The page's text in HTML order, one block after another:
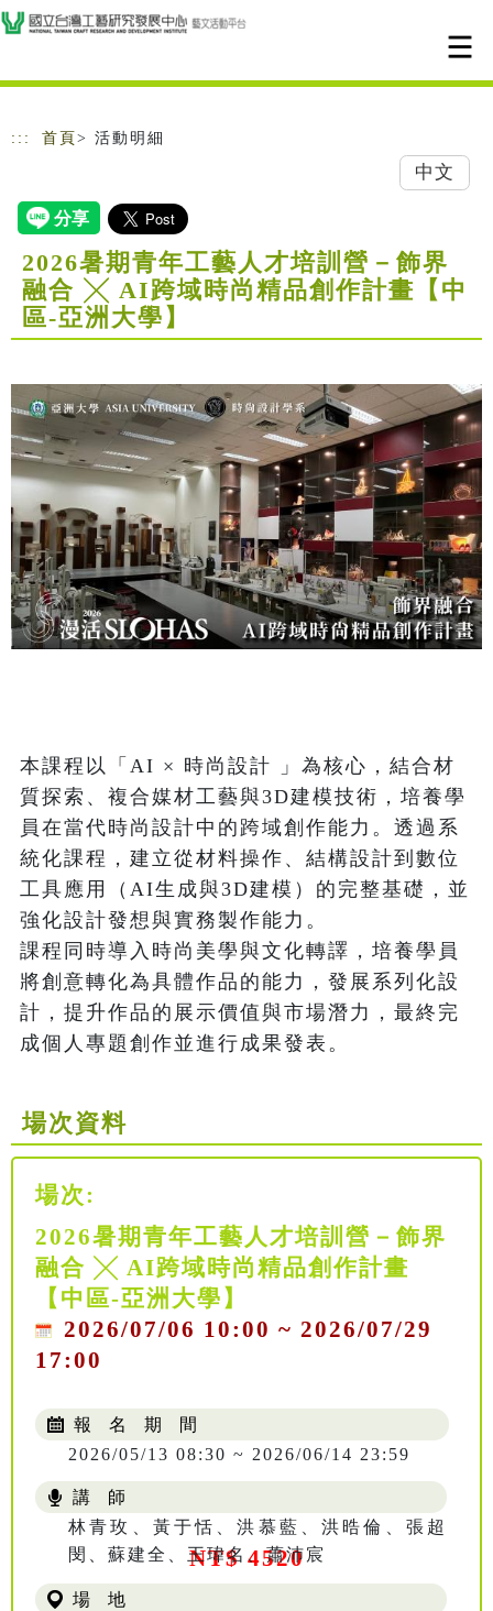
跳到主要內容
網站導覽
::: 首頁 > 活動明細
中文
2026暑期青年工藝人才培訓營－飾界
融合 ╳ AI跨域時尚精品創作計畫【中
區-亞洲大學】
本課程以「AI × 時尚設計 」為核心，結合材
質探索、複合媒材工藝與3D建模技術，培養學
員在當代時尚設計中的跨域創作能力。透過系
統化課程，建立從材料操作、結構設計到數位
工具應用（AI生成與3D建模）的完整基礎，並
強化設計發想與實務製作能力。
課程同時導入時尚美學與文化轉譯，培養學員
將創意轉化為具體作品的能力，發展系列化設
計，提升作品的展示價值與市場潛力，最終完
成個人專題創作並進行成果發表。
場次資料
場次:
2026暑期青年工藝人才培訓營－飾界
融合 ╳ AI跨域時尚精品創作計畫
【中區-亞洲大學】
2026/07/06 10:00 ~ 2026/07/29
17:00
NT$ 4520
報 名 期 間
2026/05/13 08:30 ~ 2026/06/14 23:59
講 師
林青玫、黃于恬、洪慕藍、洪晧倫、張超
閔、蘇建全、王瑋名、蕭沛宸
場 地